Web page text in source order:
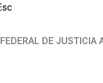
DE JUSTICIA